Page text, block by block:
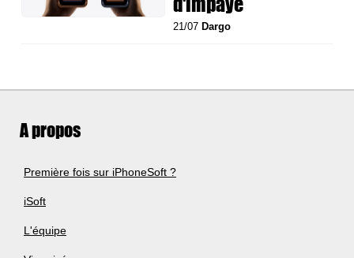
21/07 Dargo
A propos
Première fois sur iPhoneSoft ?
iSoft
L'équipe